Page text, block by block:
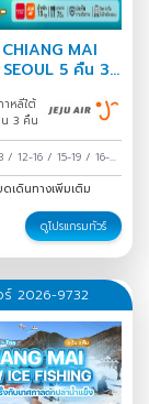
จองทัวร์
จองทัวร์
จองทัวร์
จองทัวร์
จองทัวร์
จองทัวร์
MAI
SEOUL 5 คืน 3
าหลีใต้
3 คืน
/ 12-16 / 15-19 / 16-
19-23/22-26/23-27
ค.-03 ก.ย. /
เดินทางเพิ่มเติม
ดูโปรแกรมทัวร์
ร์ 2026-9732